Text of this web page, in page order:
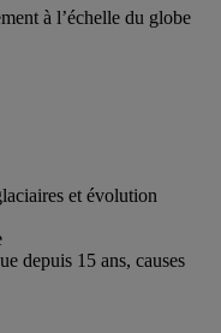
à l’échelle du globe
et évolution
depuis 15 ans, causes